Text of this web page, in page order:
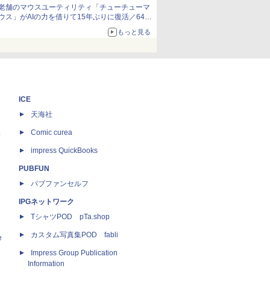
舗のマウスユーティリティ「チューチューマ
ス」がAIの力を借りて15年ぶりに復活／64bit
、Windows 10/11、「Chrome」も走り回
。復活記念で2026年末まで500円
もっと見る
ICE
天海社
Comic curea
impress QuickBooks
PUBFUN
パブファンセルフ
IPGネットワーク
TシャツPOD pTa.shop
カスタム写真集POD fabli
Impress Group Publication
Information